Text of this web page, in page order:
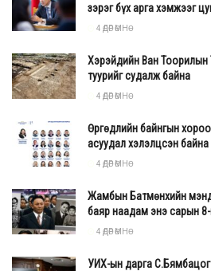
зэрэг бүх арга хэмжээг
4 ӨДӨР ӨМНӨ
Хэрэйдийн Ван
туурийг судалж байна
4 ӨДӨР ӨМНӨ
Өргөдлийн байнгын
асуудал хэлэлцсэн байна
4 ӨДӨР ӨМНӨ
Жамбын Батмөнхийн
баяр наадам энэ сарын
4 ӨДӨР ӨМНӨ
УИХ-ын дарга